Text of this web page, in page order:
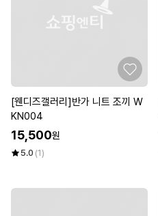
[웬디즈갤러리]반가 니트 조끼 W
KN004
15,500원
5.0 (1)